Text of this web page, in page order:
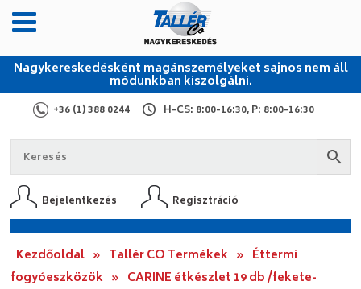
Nagykereskedésként magánszemélyeket sajnos nem áll
módunkban kiszolgálni.
+36 (1) 388 0244 H-CS: 8:00-16:30, P: 8:00-16:30
Bejelentkezés Regisztráció
Kezdőoldal » Tallér CO Termékek » Éttermi
fogyóeszközök » CARINE étkészlet 19 db /fekete-